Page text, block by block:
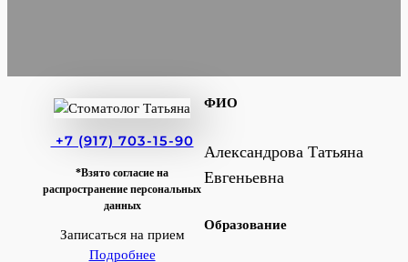
+7 (917) 703-15-90
*Взято согласие на
распространение персональных
данных
Записаться на прием
Подробнее
ФИО
Александрова Татьяна
Евгеньевна
Образование